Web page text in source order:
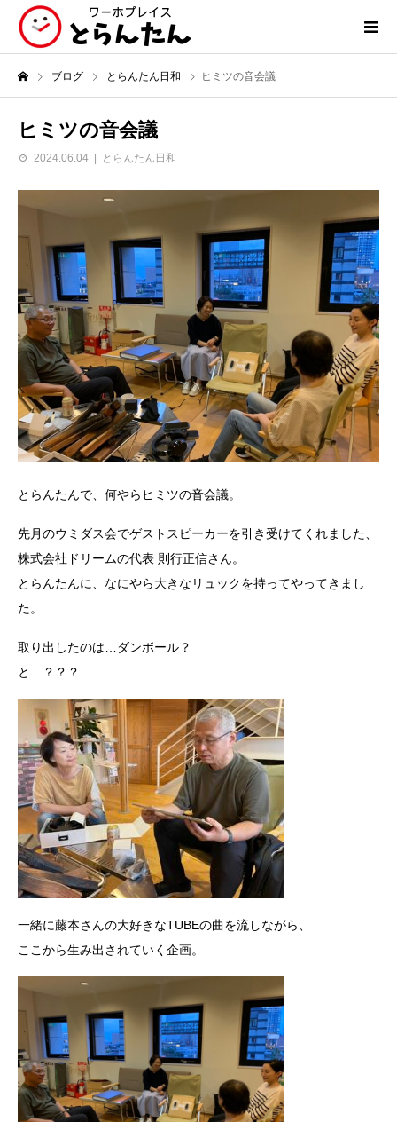
ブログ とらんたん日和 ヒミツの音会議
ヒミツの音会議
2024.06.04 とらんたん日和
とらんたんで、何やらヒミツの音会議。
先月のウミダス会でゲストスピーカーを引き受けてくれました、
株式会社ドリームの代表 則行正信さん。
とらんたんに、なにやら大きなリュックを持ってやってきまし
た。
取り出したのは…ダンボール？
と…？？？
一緒に藤本さんの大好きなTUBEの曲を流しながら、
ここから生み出されていく企画。